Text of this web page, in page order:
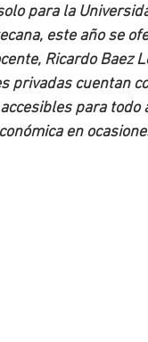
para la
este año se
Ricardo Baez
privadas cuentan
para
en